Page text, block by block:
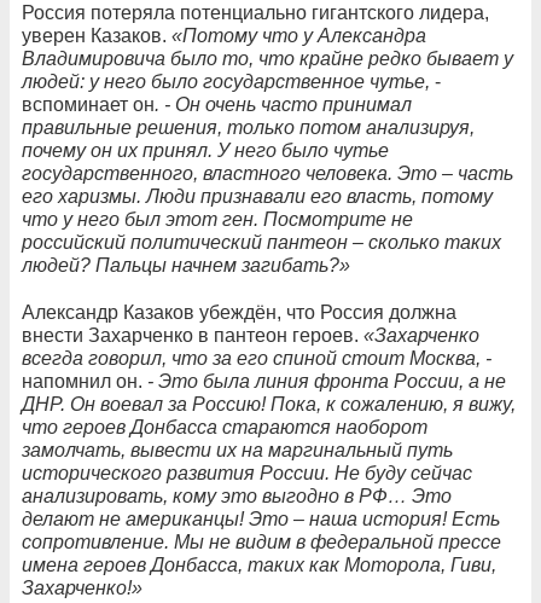
Россия потеряла потенциально гигантского лидера,
уверен Казаков. «Потому что у Александра
Владимировича было то, что крайне редко бывает у
людей: у него было государственное чутье, -
вспоминает он. - Он очень часто принимал
правильные решения, только потом анализируя,
почему он их принял. У него было чутье
государственного, властного человека. Это – часть
его харизмы. Люди признавали его власть, потому
что у него был этот ген. Посмотрите не
российский политический пантеон – сколько таких
людей? Пальцы начнем загибать?»
Александр Казаков убеждён, что Россия должна
внести Захарченко в пантеон героев. «Захарченко
всегда говорил, что за его спиной стоит Москва, -
напомнил он. - Это была линия фронта России, а не
ДНР. Он воевал за Россию! Пока, к сожалению, я вижу,
что героев Донбасса стараются наоборот
замолчать, вывести их на маргинальный путь
исторического развития России. Не буду сейчас
анализировать, кому это выгодно в РФ… Это
делают не американцы! Это – наша история! Есть
сопротивление. Мы не видим в федеральной прессе
имена героев Донбасса, таких как Моторола, Гиви,
Захарченко!»